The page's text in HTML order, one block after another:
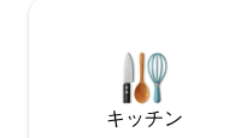
キッチン